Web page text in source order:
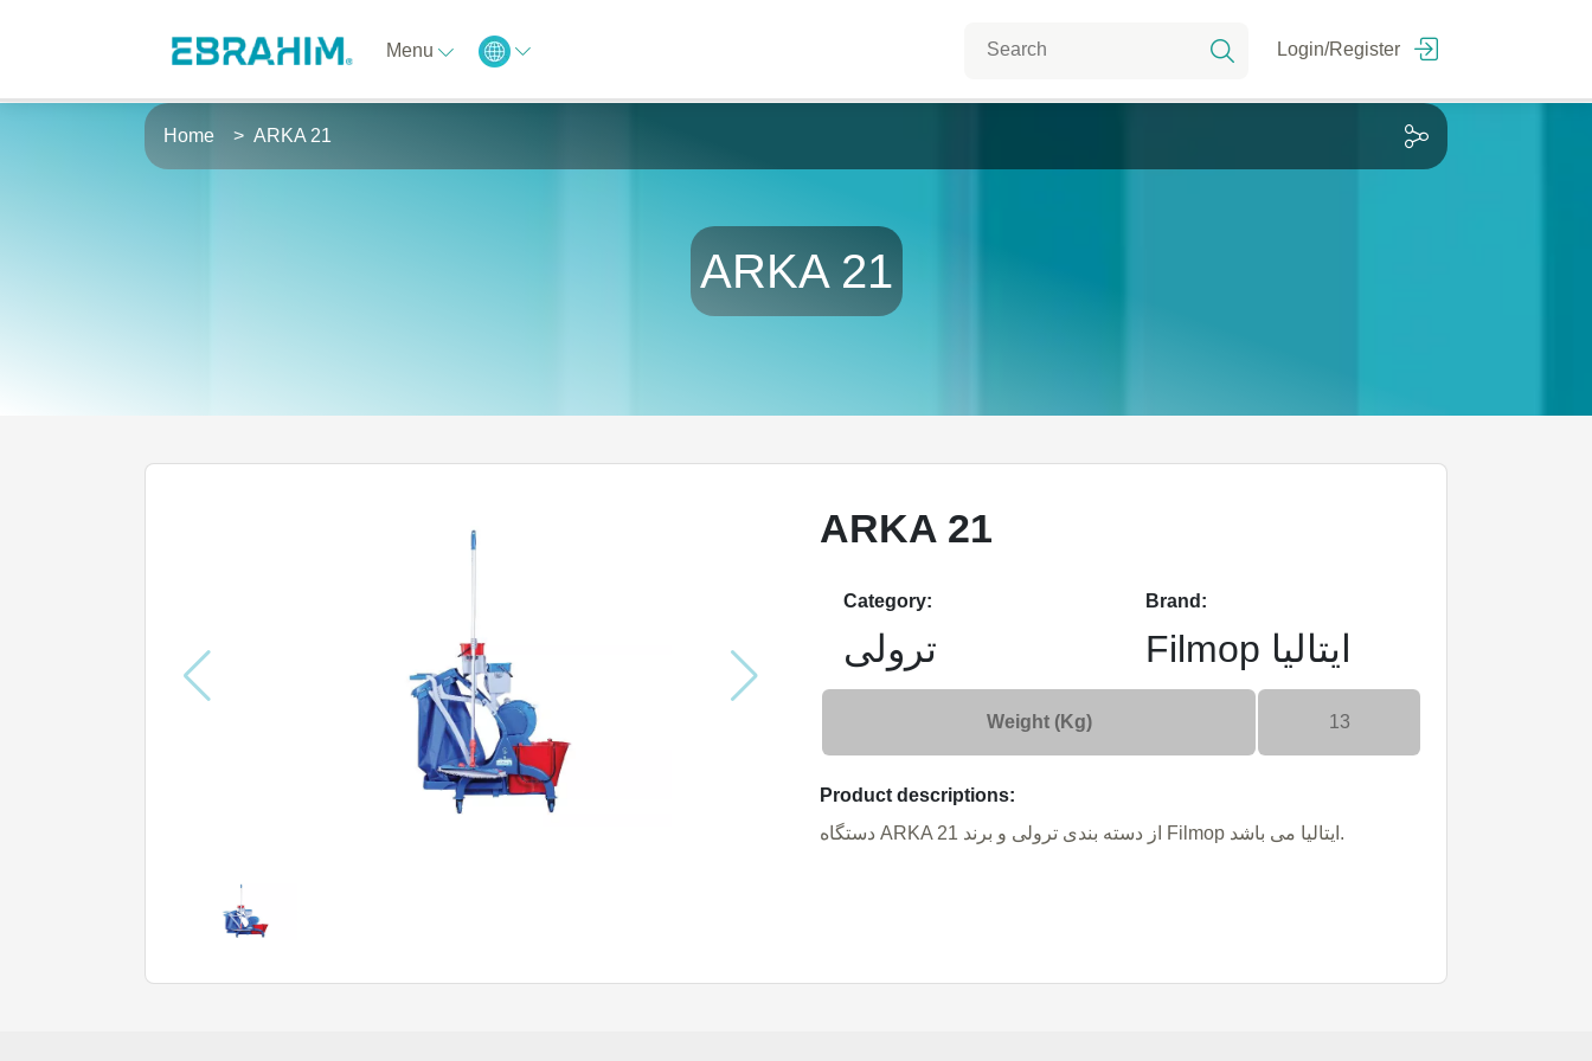
Menu Login/Register
Home ARKA 21
ARKA 21
ARKA 21
Category:
ترولی
Brand:
Filmop ایتالیا
Weight (Kg) 13
Product descriptions:
دستگاه ARKA 21 از دسته بندی ترولی و برند Filmop ایتالیا می باشد.